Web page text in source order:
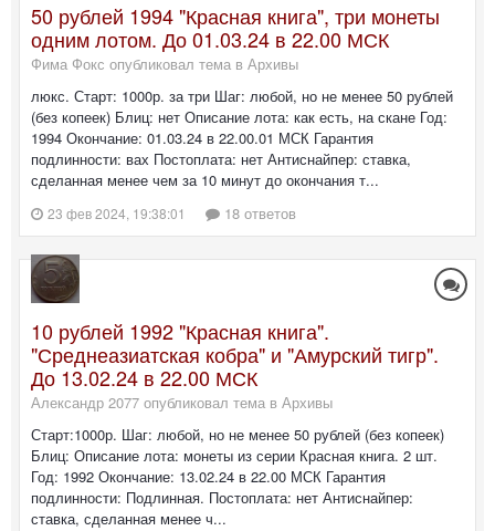
50 рублей 1994 "Красная книга", три монеты
одним лотом. До 01.03.24 в 22.00 МСК
Фима Фокс опубликовал тема в Архивы
люкс. Старт: 1000р. за три Шаг: любой, но не менее 50 рублей
(без копеек) Блиц: нет Описание лота: как есть, на скане Год:
1994 Окончание: 01.03.24 в 22.00.01 МСК Гарантия
подлинности: вах Постоплата: нет Антиснайпер: ставка,
сделанная менее чем за 10 минут до окончания т...
23 фев 2024, 19:38:01 18 ответов
10 рублей 1992 "Красная книга".
"Среднеазиатская кобра" и "Амурский тигр".
До 13.02.24 в 22.00 МСК
Александр 2077 опубликовал тема в Архивы
Старт:1000р. Шаг: любой, но не менее 50 рублей (без копеек)
Блиц: Описание лота: монеты из серии Красная книга. 2 шт.
Год: 1992 Окончание: 13.02.24 в 22.00 МСК Гарантия
подлинности: Подлинная. Постоплата: нет Антиснайпер:
ставка, сделанная менее ч...